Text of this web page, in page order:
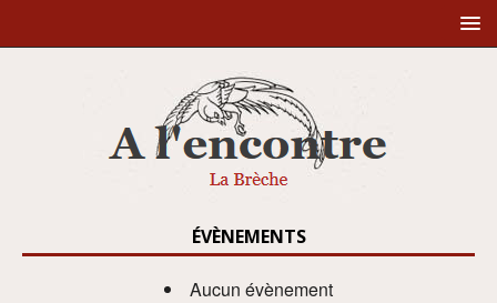
ÉVÈNEMENTS
Aucun évènement